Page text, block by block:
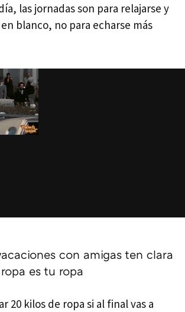
las jornadas son para relajarse y
blanco, no para echarse más
con amigas ten clara
es tu ropa
20 kilos de ropa si al final vas a